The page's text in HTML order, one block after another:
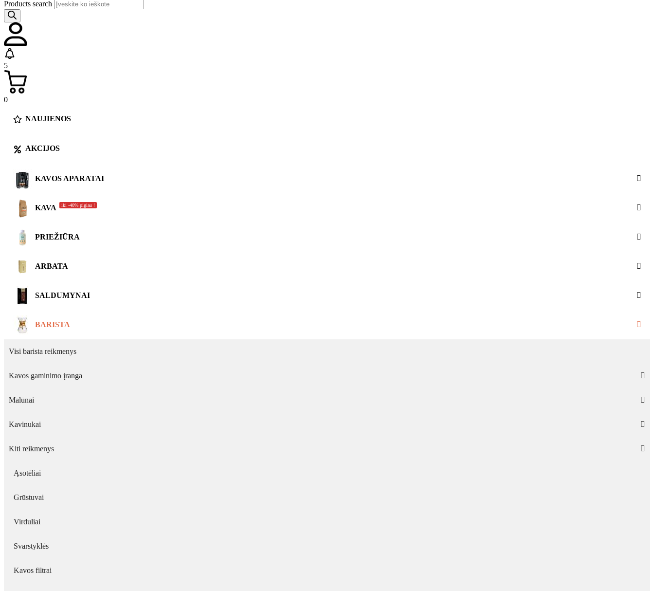
Products search
5
0
NAUJIENOS
AKCIJOS
KAVOS APARATAI
KAVA iki -40% pigiau !
PRIEŽIŪRA
ARBATA
SALDUMYNAI
BARISTA
Visi barista reikmenys
Kavos gaminimo įranga
Malūnai
Kavinukai
Kiti reikmenys
Ąsotėliai
Grūstuvai
Virduliai
Svarstyklės
Kavos filtrai